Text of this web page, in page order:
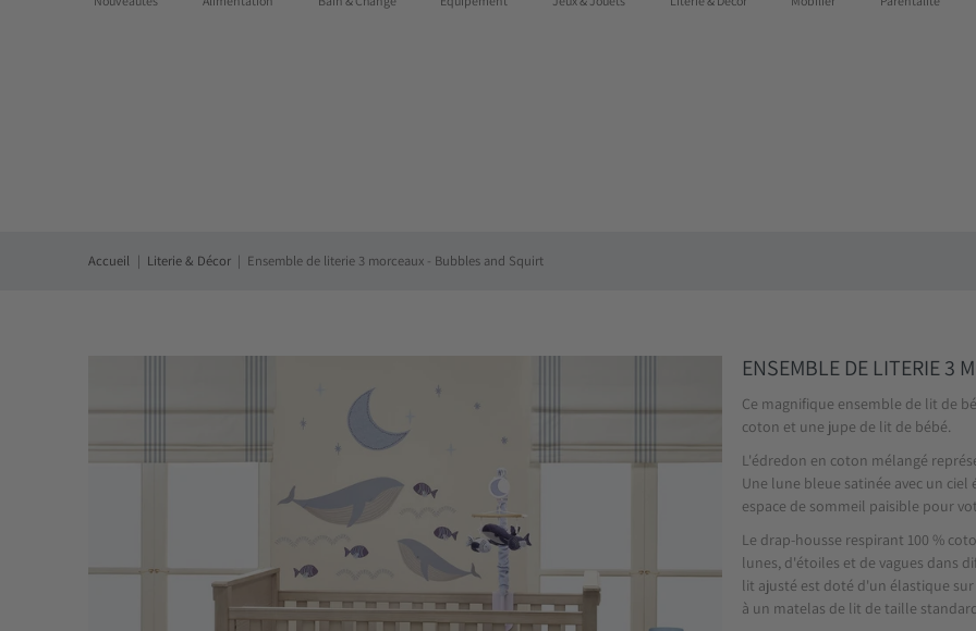
Accueil Literie & Décor Ensemble de literie 3 morceaux - Bubbles and Squirt
ENSEMBLE DE LITERIE 3
Ce magnifique ensemble de lit de
coton et une jupe de lit de bébé.
L'édredon en coton mélangé
Une lune bleue satinée avec un
espace de sommeil paisible pour
Le drap-housse respirant 100 %
lunes, d'étoiles et de vagues dans
lit ajusté est doté d'un élastique
à un matelas de lit de taille